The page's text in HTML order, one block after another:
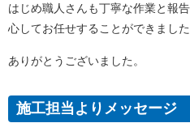
はじめ職人さんも丁寧な作業と報
心してお任せすることができました
ありがとうございました。
施工担当よりメッセージ